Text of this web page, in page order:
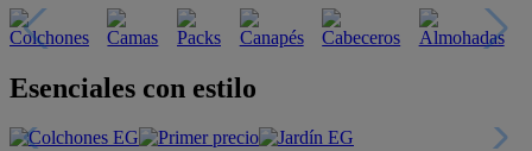
Esenciales con estilo